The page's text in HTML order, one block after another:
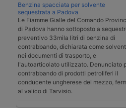
Benzina spacciata per solvente
sequestrata a Padova
Le Fiamme Gialle del Comando
di Padova hanno sottoposto a
preventivo 33mila litri di benzina di
contrabbando, dichiarata come
nei documenti di trasporto, e
l'autoarticolato utilizzato. Denunciato
contrabbando di prodotti petroliferi il
conducente ungherese del mezzo,
al valico di Tarvisio.
Intercettati nel
porto di Gioia
Tauro 417 chili di
cocaina
Tauro
228 kg